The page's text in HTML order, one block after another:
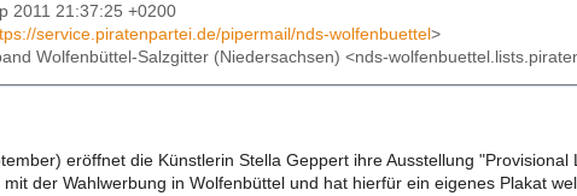
2011 21:37:25 +0200
service.piratenpartei.de/pipermail/nds-wolfenbuettel >
Wolfenbüttel-Salzgitter (Niedersachsen) <nds-
eröffnet die Künstlerin Stella Geppert ihre Ausstellung
mit der Wahlwerbung in Wolfenbüttel und hat hierfür ein eigenes Plakat